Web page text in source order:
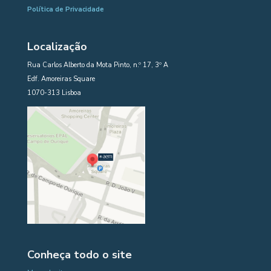
Política de Privacidade
Localização
Rua Carlos Alberto da Mota Pinto, n.º 17, 3º A
Edf. Amoreiras Square
1070-313 Lisboa
Conheça todo o site